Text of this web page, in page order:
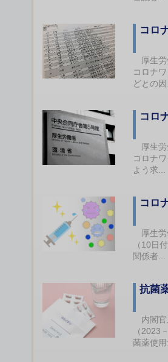
コロ
厚生労
コロナ
どとの因
コロ
厚生労
コロナ
よう求...
コロ
厚生労
（10日
関係者...
抗菌
内閣官
（2023
菌薬使用